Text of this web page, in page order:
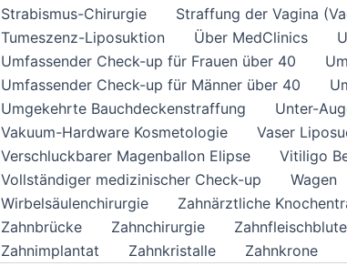
Strabismus-Chirurgie
Straffung der Vagina
Tumeszenz-Liposuktion
Über MedClinics
Umfassender Check-up für Frauen über 40
Umfassender Check-up für Männer über 40
Umgekehrte Bauchdeckenstraffung
Unter-
Vakuum-Hardware Kosmetologie
Vaser
Verschluckbarer Magenballon Elipse
Vitiligo
Vollständiger medizinischer Check-up
Wagen
Wirbelsäulenchirurgie
Zahnärztliche
Zahnbrücke
Zahnchirurgie
Zahnimplantat
Zahnkristalle Zahnkrone